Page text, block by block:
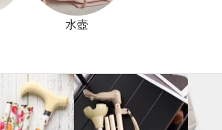
水壺